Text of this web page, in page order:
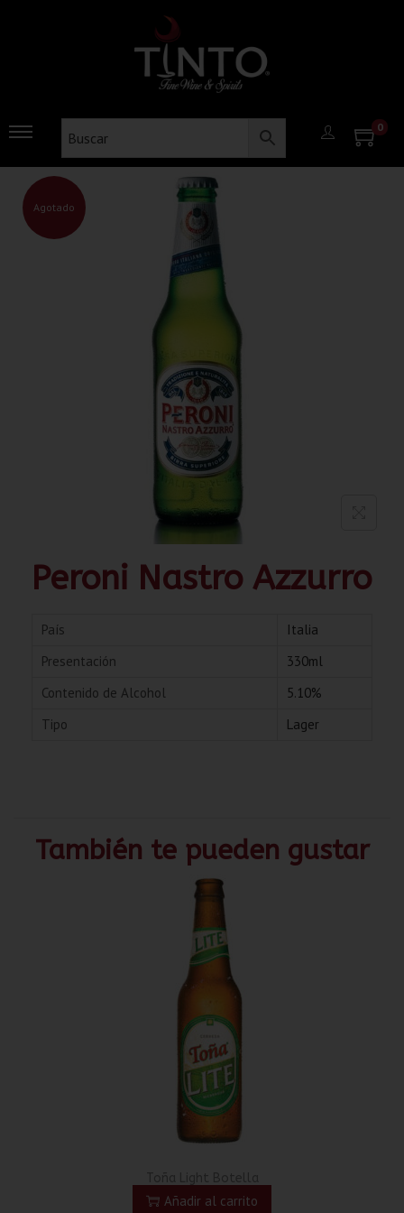
0
Agotado
Peroni Nastro Azzurro
País
Italia
Presentación
330ml
Contenido de Alcohol
5.10%
Tipo
Lager
También te pueden gustar
Añadir al carrito